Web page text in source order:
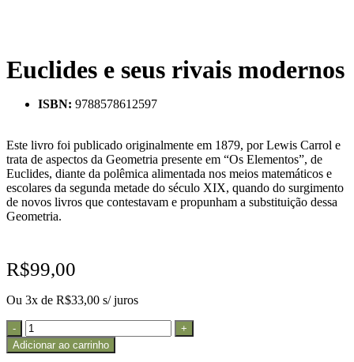
Euclides e seus rivais modernos
ISBN: 9788578612597
Este livro foi publicado originalmente em 1879, por Lewis Carrol e
trata de aspectos da Geometria presente em “Os Elementos”, de
Euclides, diante da polêmica alimentada nos meios matemáticos e
escolares da segunda metade do século XIX, quando do surgimento
de novos livros que contestavam e propunham a substituição dessa
Geometria.
R$99,00
Ou 3x de R$33,00 s/ juros
Adicionar ao carrinho